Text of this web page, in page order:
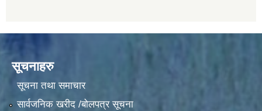
सूचनाहरु
सूचना तथा समाचार
सार्वजनिक खरीद /बोलपत्र सूचना